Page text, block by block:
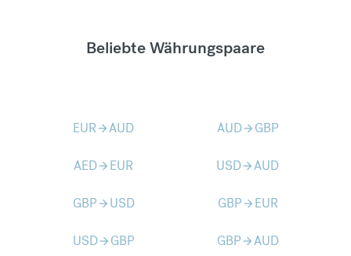
Beliebte Währungspaare
EURarrow_forwardAUD AUDarrow_forward GBP
AEDarrow_forward EUR USDarrow_forwardAUD
GBParrow_forward USD GBParrow_forward EUR
USDarrow_forward GBP GBParrow_forwardAUD